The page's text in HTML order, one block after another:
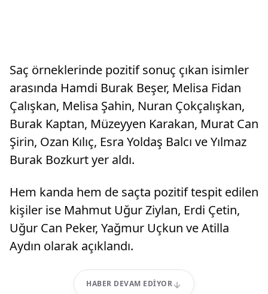
Saç örneklerinde pozitif sonuç çıkan isimler
arasında Hamdi Burak Beşer, Melisa Fidan
Çalışkan, Melisa Şahin, Nuran Çokçalışkan,
Burak Kaptan, Müzeyyen Karakan, Murat Can
Şirin, Ozan Kılıç, Esra Yoldaş Balcı ve Yılmaz
Burak Bozkurt yer aldı.
Hem kanda hem de saçta pozitif tespit edilen
kişiler ise Mahmut Uğur Ziylan, Erdi Çetin,
Uğur Can Peker, Yağmur Uçkun ve Atilla
Aydın olarak açıklandı.
HABER DEVAM EDIYOR